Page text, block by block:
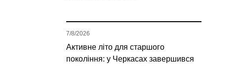
Активне літо для старшого
покоління: у Черкасах завершився
7/8/2026